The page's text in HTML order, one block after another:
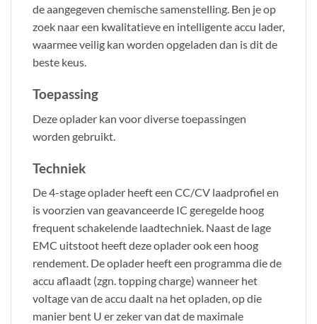
de aangegeven chemische samenstelling. Ben je op
zoek naar een kwalitatieve en intelligente accu lader,
waarmee veilig kan worden opgeladen dan is dit de
beste keus.
Toepassing
Deze oplader kan voor diverse toepassingen
worden gebruikt.
Techniek
De 4-stage oplader heeft een CC/CV laadprofiel en
is voorzien van geavanceerde IC geregelde hoog
frequent schakelende laadtechniek. Naast de lage
EMC uitstoot heeft deze oplader ook een hoog
rendement. De oplader heeft een programma die de
accu aflaadt (zgn. topping charge) wanneer het
voltage van de accu daalt na het opladen, op die
manier bent U er zeker van dat de maximale